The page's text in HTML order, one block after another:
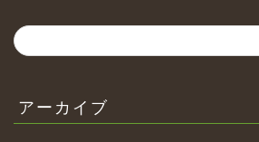
アーカイブ